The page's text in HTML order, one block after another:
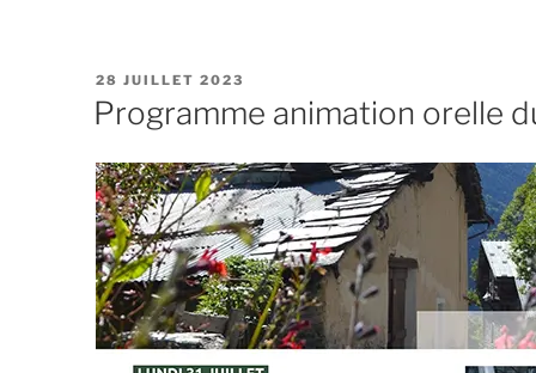
Bonneval-
Arc
Une
aventure
à
proximité
d’Orelle »
PUBLIÉ
LE
28 JUILLET 2023
Programme animation orelle